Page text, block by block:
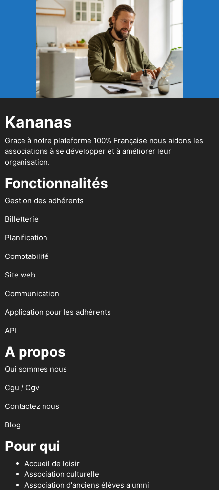
Kananas
Grace à notre plateforme 100% Française nous aidons les
associations à se développer et à améliorer leur
organisation.
Fonctionnalités
Gestion des adhérents
Billetterie
Planification
Comptabilité
Site web
Communication
Application pour les adhérents
API
A propos
Qui sommes nous
Cgu / Cgv
Contactez nous
Blog
Pour qui
Accueil de loisir
Association culturelle
Association d'anciens éléves alumni